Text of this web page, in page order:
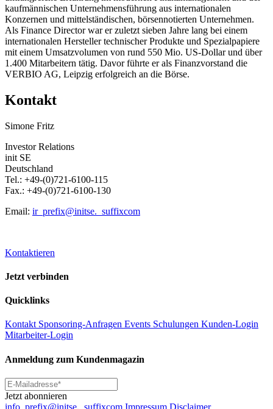
kaufmännischen Unternehmensführung aus internationalen
Konzernen und mittelständischen, börsennotierten Unternehmen.
Als Finance Director war er zuletzt sieben Jahre lang bei einem
internationalen Hersteller technischer Produkte und Spezialpapiere
mit einem Umsatzvolumen von rund 550 Mio. US-Dollar und über
1.400 Mitarbeitern tätig. Davor führte er als Finanzvorstand die
VERBIO AG, Leipzig erfolgreich an die Börse.
Kontakt
Simone Fritz
Investor Relations
init SE
Deutschland
Tel.: +49-(0)721-6100-115
Fax.: +49-(0)721-6100-130
Email: ir_prefix@initse. _suffixcom
Kontaktieren
Jetzt verbinden
Quicklinks
Kontakt Sponsoring-Anfragen Events Schulungen Kunden-Login
Mitarbeiter-Login
Anmeldung zum Kundenmagazin
Jetzt abonnieren
info _prefix@initse. _suffixcom Impressum Disclaimer